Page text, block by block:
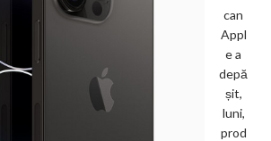
can
Appl
e a
depă
șit,
luni,
prod